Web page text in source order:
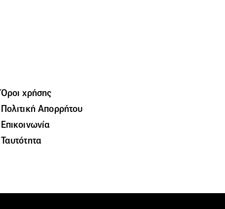
Όροι χρήσης
Πολιτική Απορρήτου
Επικοινωνία
Ταυτότητα